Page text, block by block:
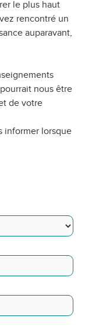
le plus haut
rencontré un
auparavant,
nous être
de votre
informer lorsque